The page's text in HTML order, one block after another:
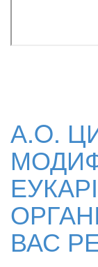
А.O.
ВАС